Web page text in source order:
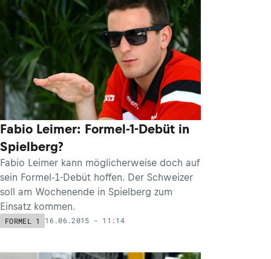
Fabio Leimer: Formel-1-Debüt in
Spielberg?
Fabio Leimer kann möglicherweise doch auf
sein Formel-1-Debüt hoffen. Der Schweizer
soll am Wochenende in Spielberg zum
Einsatz kommen.
FORMEL 1 16.06.2015 - 11:14